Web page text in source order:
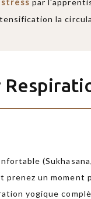
la
prenez un
yogique